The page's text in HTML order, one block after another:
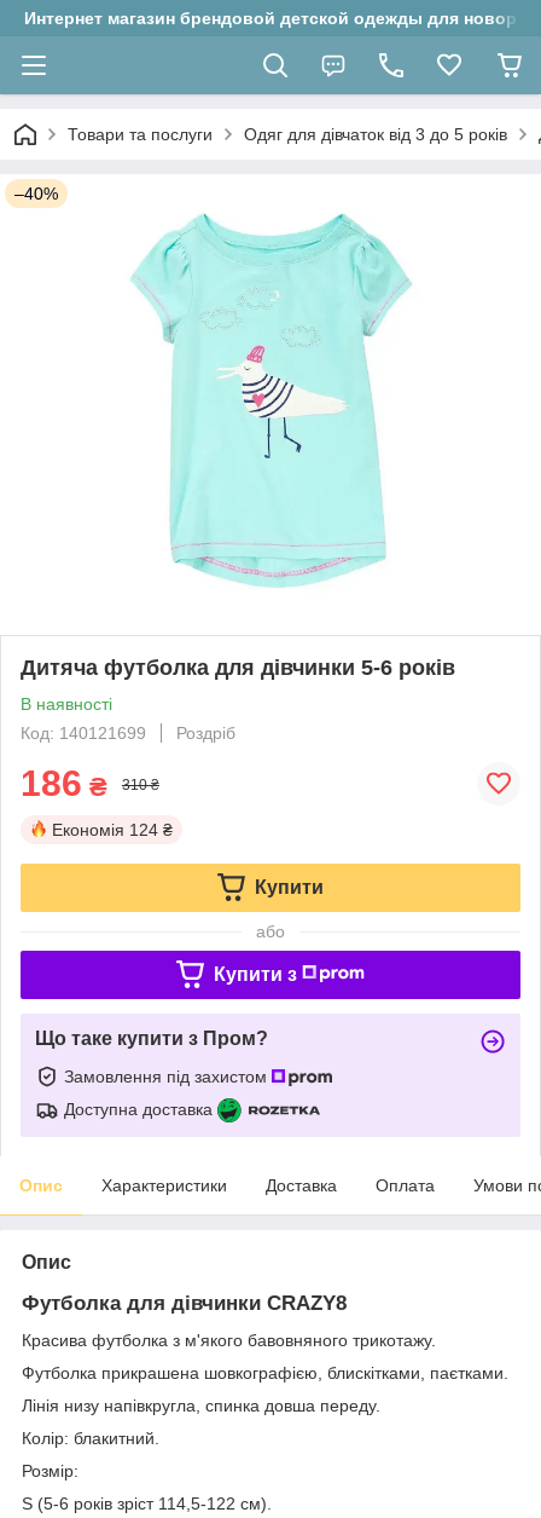
Интернет магазин брендовой детской одежды для
Товари та послуги Одяг для дівчаток від 3 до 5 років
–40%
Дитяча футболка для дівчинки 5-6 років
В наявності
Код: 140121699
Роздріб
186 ₴ 310 ₴
Економія 124 ₴
Купити
або
Купити з
Що таке купити з Пром?
Замовлення під захистом
Доступна доставка
Опис Характеристики Доставка Оплата Умови
Опис
Футболка для дівчинки CRAZY8
Красива футболка з м'якого бавовняного трикотажу.
Футболка прикрашена шовкографією, блискітками, паєтками.
Лінія низу напівкругла, спинка довша переду.
Колір: блакитний.
Розмір:
S (5-6 років зріст 114,5-122 см).